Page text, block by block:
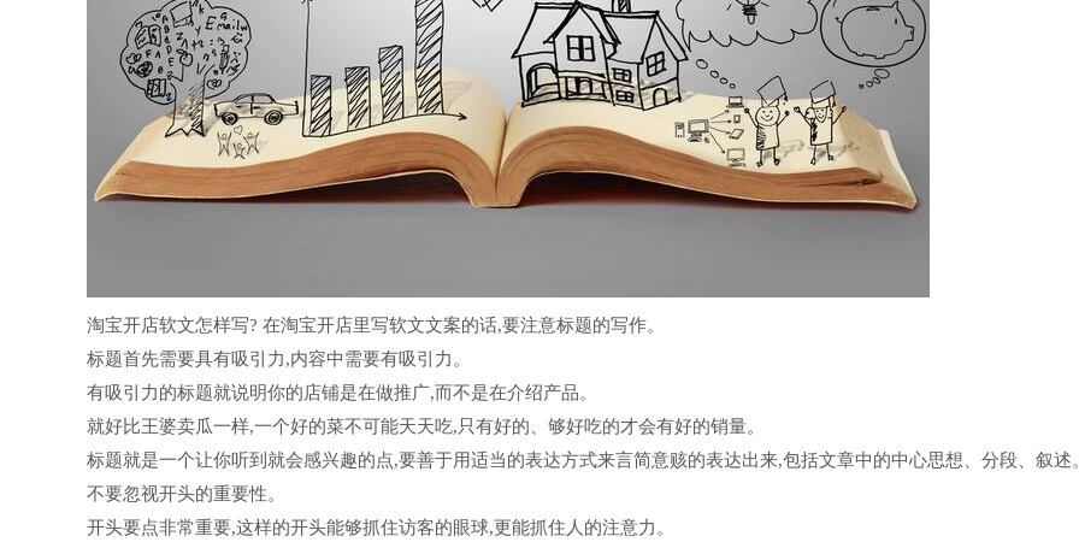
淘宝开店软文怎样写? 在淘宝开店里写软文文案的话,要注意标题的写作。
标题首先需要具有吸引力,内容中需要有吸引力。
有吸引力的标题就说明你的店铺是在做推广,而不是在介绍产品。
就好比王婆卖瓜一样,一个好的菜不可能天天吃,只有好的、够好吃的才会有好的销量。
标题就是一个让你听到就会感兴趣的点,要善于用适当的表达方式来言简意赅的表达出来,包括文章中的中心思想、分段、叙述。
不要忽视开头的重要性。
开头要点非常重要,这样的开头能够抓住访客的眼球,更能抓住人的注意力。